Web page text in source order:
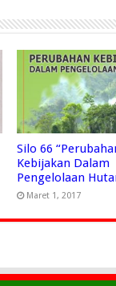
Silo 66
Kebijakan Dalam
Pengelolaan
Maret 1, 2017